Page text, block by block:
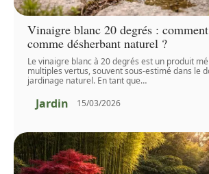
Vinaigre blanc 20 degrés :
comme désherbant naturel ?
Le vinaigre blanc à 20 degrés est un produit
multiples vertus, souvent sous-estimé dans le
jardinage naturel. En tant que…
Jardin 15/03/2026